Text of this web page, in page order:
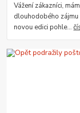
Vážení zákazníci,
dlouhodobého
novou edici pohle...